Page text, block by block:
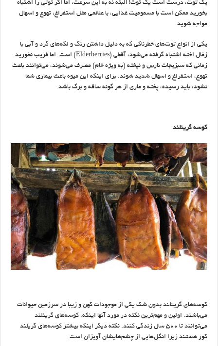
یک توت، درست است یک توت!‌ البته نه به این سرعت، اما اگر توتی را اشتباه
بخورید ممکن است با مسمومیت غذایی، با علائمی مثل استفراغ، تهوع و اسهال
مواجه شوید. ​
یکی از انواع توت‌های خطرناکی که به دلیل داشتن رنگ و لکه‌های گرد و آبی با
زغال اخته اشتباه گرفته می‌شود، آقطی (Elderberries) است. اما فریب نخورید.
زمانی که سبزیجات نارس و نپخته (‏به ویژه خام)‏ مصرف می‌شوند، می‌توانند باعث
تهوع، استفراغ و اسهال شدید شوند. برای اینکه این میوه‌ باعث بیماری شما
نشود، باید رسیده، پخته و عاری از هر گونه ساقه و برگ باشد.
کوسه گرینلند
کوسه‌های گرینلند بدون شک یکی از موجودات کهن و زیبا در سرزمین حیوانات
می‌باشند. اولین و مهم‌ترین نکته در مورد آنها اینکه، کوسه‌های گرینلند
می‌توانند تا ۵۰۰ سال زندگی کنند. نکته دیگر اینکه بیشتر کوسه‌های گریلند
کور هستند زیرا انگل‌هایی از چشم‌هایشان آویزان است.